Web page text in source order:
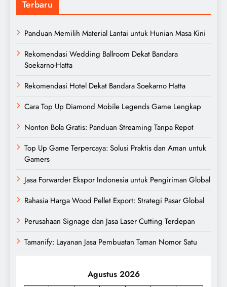
Terbaru
Panduan Memilih Material Lantai untuk Hunian Masa Kini
Rekomendasi Wedding Ballroom Dekat Bandara
Soekarno-Hatta
Rekomendasi Hotel Dekat Bandara Soekarno Hatta
Cara Top Up Diamond Mobile Legends Game Lengkap
Nonton Bola Gratis: Panduan Streaming Tanpa Repot
Top Up Game Terpercaya: Solusi Praktis dan Aman untuk
Gamers
Jasa Forwarder Ekspor Indonesia untuk Pengiriman Global
Rahasia Harga Wood Pellet Export: Strategi Pasar Global
Perusahaan Signage dan Jasa Laser Cutting Terdepan
Tamanify: Layanan Jasa Pembuatan Taman Nomor Satu
Agustus 2026